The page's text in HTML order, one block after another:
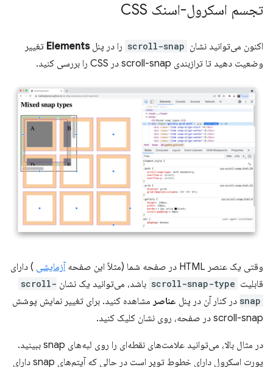
تجسم اسکرول-اسنک CSS
اکنون می‌توانید نشان scroll-snap را در پنلElements تغییر
وضعیت دهید تا ترازبندی scroll-snap در CSS را بررسی کنید.
وقتی یک عنصر HTML در صفحه شما (مثلاً این صفحه آزمایشی ) دارای
قابلیت scroll-snap-type باشد، می‌توانید یک نشان scroll-
snap در کنار آن در پنل عناصر مشاهده کنید. برای تغییر نمایش پوشش
scroll-snap در صفحه، روی نشان کلیک کنید.
در مثال بالا، می‌توانید علامت‌های نقطه‌ای را روی لبه‌های snap ببینید.
پورت اسکرول دارای خطوط توپر است در حالی که آیتم‌های snap دارای